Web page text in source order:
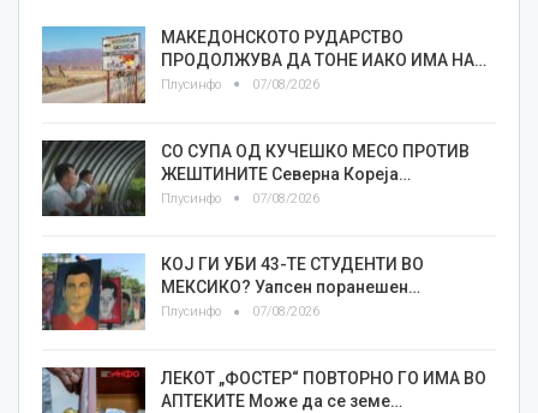
МАКЕДОНСКОТО РУДАРСТВО
ПРОДОЛЖУВА ДА ТОНЕ ИАКО ИМА НА…
Плусинфо 07/08/2026
СО СУПА ОД КУЧЕШКО МЕСО ПРОТИВ
ЖЕШТИНИТЕ Северна Кореја…
Плусинфо 07/08/2026
КОЈ ГИ УБИ 43-ТЕ СТУДЕНТИ ВО
МЕКСИКО? Уапсен поранешен…
Плусинфо 07/08/2026
ЛЕКОТ „ФОСТЕР“ ПОВТОРНО ГО ИМА ВО
АПТЕКИТЕ Може да се земе…